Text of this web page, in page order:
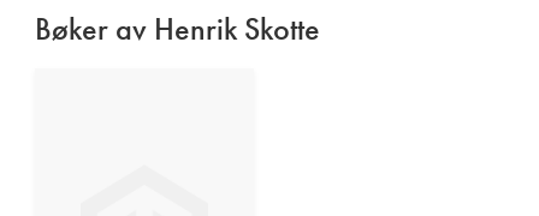
Bøker av Henrik Skotte